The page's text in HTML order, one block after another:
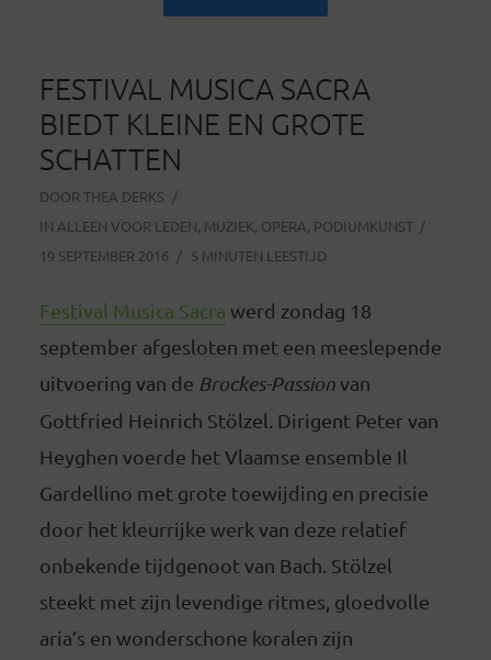
FESTIVAL MUSICA SACRA
BIEDT KLEINE EN GROTE
SCHATTEN
DOOR THEA DERKS
IN ALLEEN VOOR LEDEN, MUZIEK, OPERA, PODIUMKUNST
19 SEPTEMBER 2016
5 MINUTEN LEESTIJD
Festival Musica Sacra werd zondag 18
september afgesloten met een meeslepende
uitvoering van de Brockes-Passionvan
Gottfried Heinrich Stölzel. Dirigent Peter van
Heyghen voerde het Vlaamse ensemble Il
Gardellino met grote toewijding en precisie
door het kleurrijke werk van deze relatief
onbekende tijdgenoot van Bach. Stölzel
steekt met zijn levendige ritmes, gloedvolle
aria’s en wonderschone koralen zijn